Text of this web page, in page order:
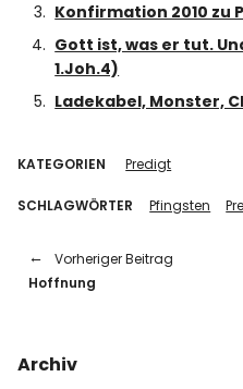
Konfirmation 2010 zu
Gott ist, was er tut.
1.Joh.4)
Ladekabel, Monster,
KATEGORIEN Predigt
SCHLAGWÖRTER Pfingsten
Vorheriger Beitrag
Hoffnung
Archiv